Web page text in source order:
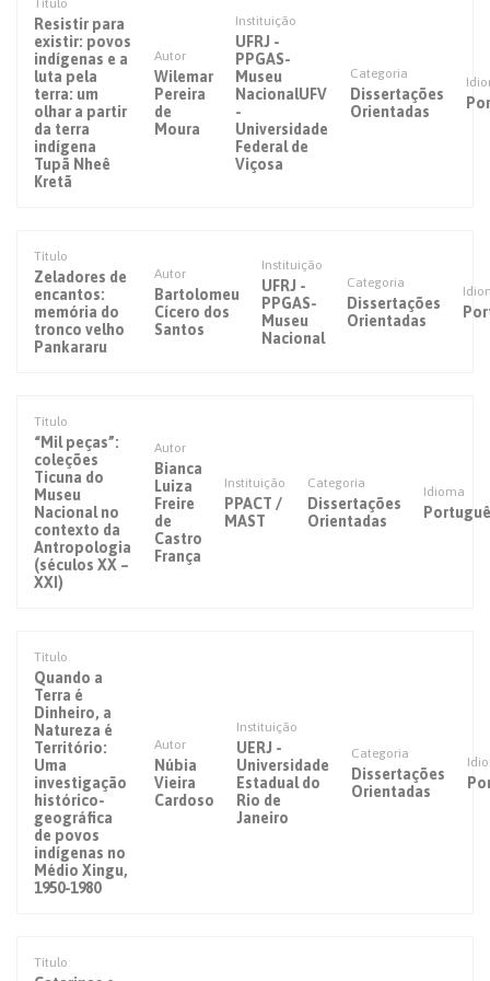
Título
Resistir para
existir: povos
indígenas e a
luta pela
terra: um
olhar a partir
da terra
indígena
Tupã Nheê
Kretã
Autor
Wilemar
Pereira
de
Moura
Instituição
UFRJ -
PPGAS-
Museu
NacionalUFV
-
Universidade
Federal de
Viçosa
Categoria
Dissertações
Orientadas
Título
Zeladores de
encantos:
memória do
tronco velho
Pankararu
Autor
Bartolomeu
Cícero dos
Santos
Instituição
UFRJ -
PPGAS-
Museu
Nacional
Categoria
Dissertações
Orientadas
Título
“Mil peças”:
coleções
Ticuna do
Museu
Nacional no
contexto da
Antropologia
(séculos XX –
XXI)
Autor
Bianca
Luiza
Freire
de
Castro
França
Instituição
PPACT /
MAST
Categoria
Dissertações
Orientadas
Idioma
Título
Quando a
Terra é
Dinheiro, a
Natureza é
Território:
Uma
investigação
histórico-
geográfica
de povos
indígenas no
Médio Xingu,
1950-1980
Autor
Núbia
Vieira
Cardoso
Instituição
UERJ -
Universidade
Estadual do
Rio de
Janeiro
Categoria
Dissertações
Orientadas
Título